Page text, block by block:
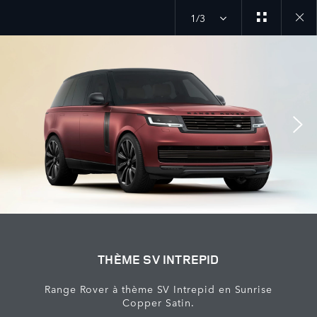
1/3
THÈME SV INTREPID
Range Rover à thème SV Intrepid en Sunrise
Copper Satin.